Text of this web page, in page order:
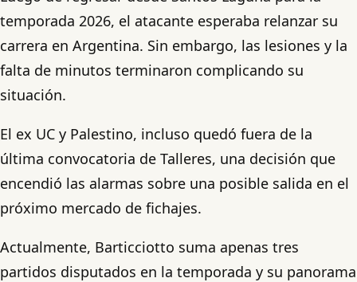
temporada 2026, el atacante esperaba relanzar su
carrera en Argentina. Sin embargo, las lesiones y la
falta de minutos terminaron complicando su
situación.
El ex UC y Palestino, incluso quedó fuera de la
última convocatoria de Talleres, una decisión que
encendió las alarmas sobre una posible salida en el
próximo mercado de fichajes.
Actualmente, Barticciotto suma apenas tres
partidos disputados en la temporada y su panorama